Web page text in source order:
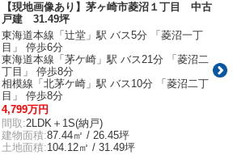
【現地画像あり】茅ヶ崎市菱沼１丁目 中古
戸建 31.49坪
東海道本線「辻堂」駅 バス5分 「菱沼一丁
目」 停歩6分
東海道本線「茅ケ崎」駅 バス21分 「菱沼二
丁目」 停歩8分
相模線「北茅ケ崎」駅 バス10分 「菱沼二丁
目」 停歩8分
4,799万円
間取:2LDK＋1S(納戸)
建物面積:87.44㎡ / 26.45坪
土地面積:104.12㎡ / 31.49坪